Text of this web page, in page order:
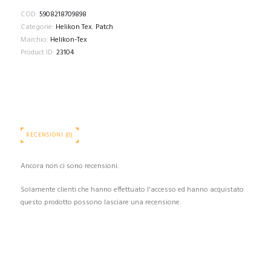
COD: 5908218709898
Categorie: Helikon Tex, Patch
Marchio: Helikon-Tex
Product ID: 23104
RECENSIONI (0)
Ancora non ci sono recensioni.
Solamente clienti che hanno effettuato l'accesso ed hanno acquistato
questo prodotto possono lasciare una recensione.